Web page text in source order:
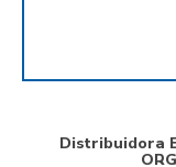
Distribuidora